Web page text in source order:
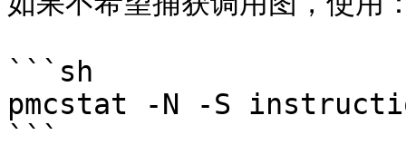
```sh
pmcstat -N -S
```